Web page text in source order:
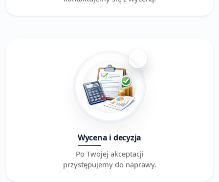
Wycena i decyzja
Po Twojej akceptacji
przystępujemy do naprawy.